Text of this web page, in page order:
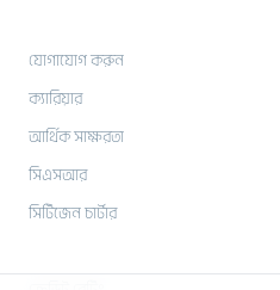
যোগাযোগ করুন
ক্যারিয়ার
আর্থিক সাক্ষরতা
সিএসআর
সিটিজেন চার্টার